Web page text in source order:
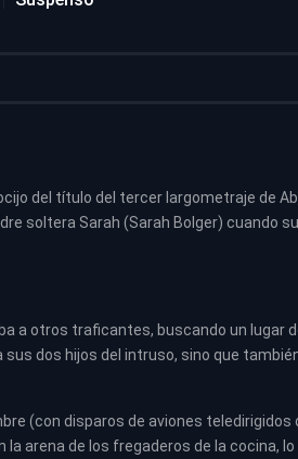
del título del tercer largometraje de
soltera Sarah (Sarah Bolger) cuando
a otros traficantes, buscando un lugar
dos hijos del intruso, sino que
(con disparos de aviones teledirigidos
arena de los fregaderos de la cocina, lo